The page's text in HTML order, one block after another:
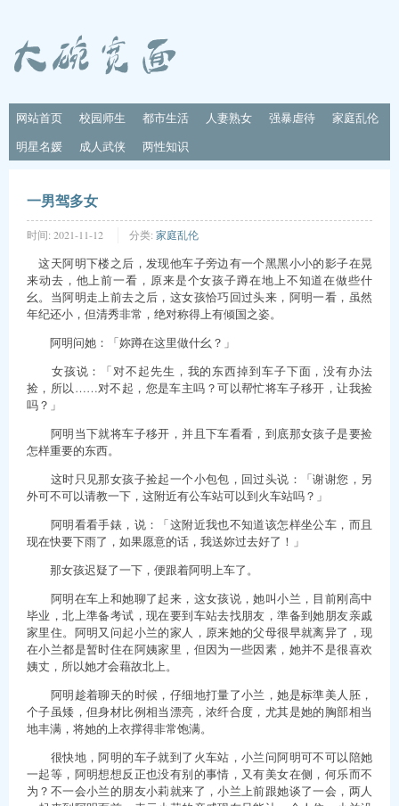
网站首页 校园师生 都市生活 人妻熟女 强暴虐待
家庭乱伦
明星名媛
成人武侠 两性知识
一男驾多女
时间: 2021-11-12 分类: 家庭乱伦
这天阿明下楼之后，发现他车子旁边有一个黑黑小小的影子在晃
来动去，他上前一看，原来是个女孩子蹲在地上不知道在做些什
幺。当阿明走上前去之后，这女孩恰巧回过头来，阿明一看，虽然
年纪还小，但清秀非常，绝对称得上有倾国之姿。
阿明问她：「妳蹲在这里做什幺？」
女孩说：「对不起先生，我的东西掉到车子下面，没有办法
捡，所以……对不起，您是车主吗？可以帮忙将车子移开，让我捡
吗？」
阿明当下就将车子移开，并且下车看看，到底那女孩子是要捡
怎样重要的东西。
这时只见那女孩子捡起一个小包包，回过头说：「谢谢您，另
外可不可以请教一下，这附近有公车站可以到火车站吗？」
阿明看看手錶，说：「这附近我也不知道该怎样坐公车，而且
现在快要下雨了，如果愿意的话，我送妳过去好了！」
那女孩迟疑了一下，便跟着阿明上车了。
阿明在车上和她聊了起来，这女孩说，她叫小兰，目前刚高中
毕业，北上準备考试，现在要到车站去找朋友，準备到她朋友亲戚
家里住。阿明又问起小兰的家人，原来她的父母很早就离异了，现
在小兰都是暂时住在阿姨家里，但因为一些因素，她并不是很喜欢
姨丈，所以她才会藉故北上。
阿明趁着聊天的时候，仔细地打量了小兰，她是标準美人胚，
个子虽矮，但身材比例相当漂亮，浓纤合度，尤其是她的胸部相当
地丰满，将她的上衣撑得非常饱满。
很快地，阿明的车子就到了火车站，小兰问阿明可不可以陪她
一起等，阿明想想反正也没有别的事情，又有美女在侧，何乐而不
为？不一会小兰的朋友小莉就来了，小兰上前跟她谈了一会，两人